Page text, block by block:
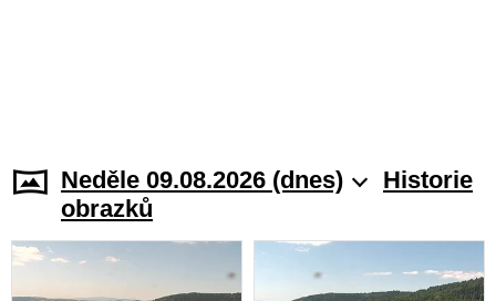
Neděle 09.08.2026 (dnes)
Historie
obrazků